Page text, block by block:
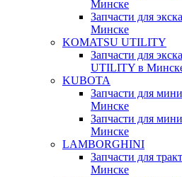
Минске
Запчасти для
Минске
KOMATSU UTILITY
Запчасти для
UTILITY в
KUBOTA
Запчасти для
Минске
Запчасти для
Минске
LAMBORGHINI
Запчасти для
Минске